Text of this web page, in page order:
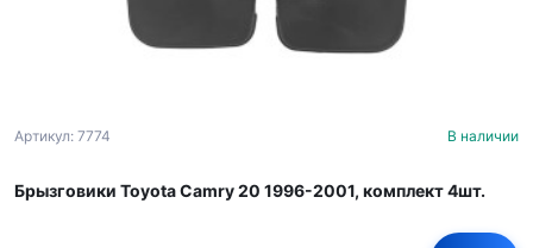
Артикул: 7774 В наличии
Брызговики Toyota Camry 20 1996-2001, комплект 4шт.